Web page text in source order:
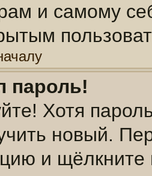
и самому
пароль!
Хотя
новый.
и щёлкните